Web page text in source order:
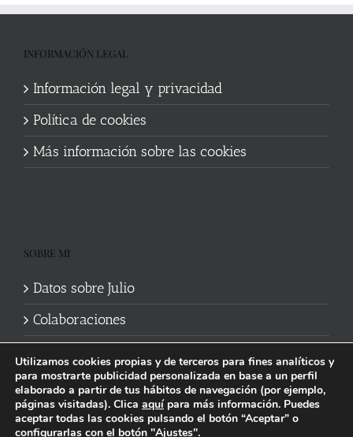
INFORMACIÓN LEGAL
Información legal y privacidad
Política de cookies
Más información sobre las cookies
SOBRE MI
Datos sobre Julio
Colaboraciones
Política de cookies | Información legal y privacidad
| Web mantenida
Utilizamos cookies propias y de terceros para fines analíticos y
para mostrarte publicidad personalizada en base a un perfil
elaborado a partir de tus hábitos de navegación (por ejemplo,
páginas visitadas). Clica aquípara más información. Puedes
aceptar todas las cookies pulsando el botón “Aceptar” o
configurarlas con el botón "Ajustes".